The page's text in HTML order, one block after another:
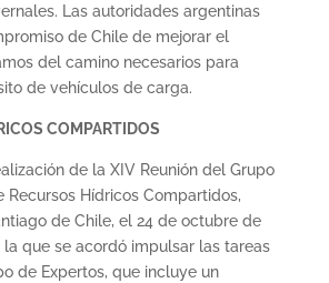
Las autoridades argentinas
de Chile de mejorar el
del camino necesarios para
de vehículos de carga.
COMPARTIDOS
de la XIV Reunión del Grupo
Recursos Hídricos Compartidos,
de Chile, el 24 de octubre de
la que se acordó impulsar las tareas
de Expertos, que incluye un